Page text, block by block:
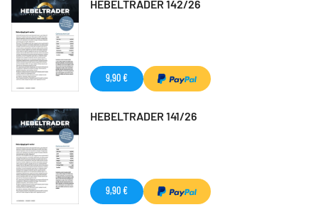
HEBELTRADER 142/26
9,90 €
HEBELTRADER 141/26
9,90 €